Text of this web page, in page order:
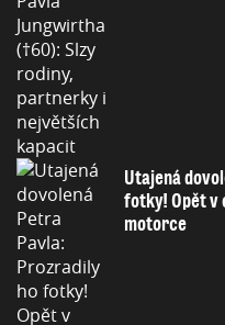
Utajená
fotky! Opět v
motorce